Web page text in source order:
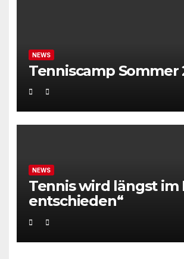
NEWS
Tenniscamp Sommer
NEWS
Tennis wird längst im
entschieden“